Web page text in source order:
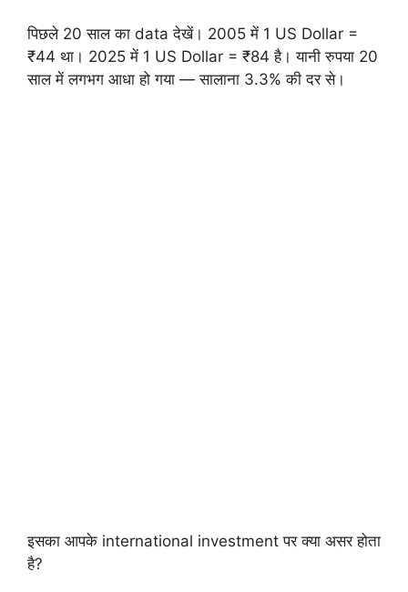
पिछले 20 साल का data देखें। 2005 में 1 US Dollar =
₹44 था। 2025 में 1 US Dollar = ₹84 है। यानी रुपया 20
साल में लगभग आधा हो गया — सालाना 3.3% की दर से।
इसका आपके international investment पर क्या असर होता
है?